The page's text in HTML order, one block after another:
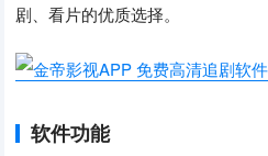
剧、看片的优质选择。
软件功能